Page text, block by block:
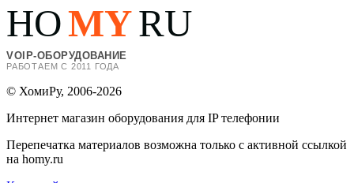
HOMYRU
VOIP-ОБОРУДОВАНИЕ
РАБОТАЕМ С 2011 ГОДА
© ХомиРу, 2006-2026
Интернет магазин оборудования для IP телефонии
Перепечатка материалов возможна только с активной ссылкой
на homy.ru